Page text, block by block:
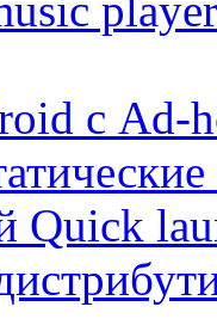
с Ad-
Quick